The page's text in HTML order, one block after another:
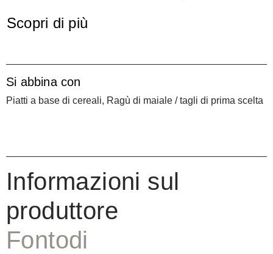
estremamente basse. Le uve 100%
matura per due anni in barrique di
complessi, concentrati, chiaramente
definiti e levigati. Un vino
impressionante, con un finale intenso e
persistente, indimenticabile al palato e
nella memoria di chi lo beve.
Scopri di più
Si abbina con
Piatti a base di cereali, Ragù di maiale / tagli di prima scelta
Informazioni sul
produttore
Fontodi